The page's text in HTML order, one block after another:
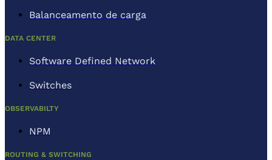
Balanceamento de carga
DATA CENTER
Software Defined Network
Switches
OBSERVABILTY
NPM
ROUTING & SWITCHING